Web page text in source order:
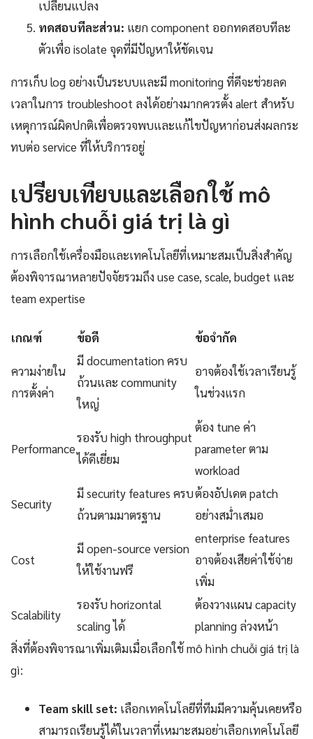
เปลี่ยนแปลง
ทดสอบทีละส่วน: แยก component ออกทดสอบทีละ
ตัวเพื่อ isolate จุดที่มีปัญหาให้ชัดเจน
การเก็บ log อย่างเป็นระบบและมี monitoring ที่ดีจะช่วยลด
เวลาในการ troubleshoot ลงได้อย่างมากควรตั้ง alert สำหรับ
เหตุการณ์ผิดปกติเพื่อตรวจพบและแก้ไขปัญหาก่อนส่งผลกระ
ทบต่อ service ที่ให้บริการอยู่
เปรียบเทียบและเลือกใช้ mô
hình chuỗi giá trị là gì
การเลือกใช้เครื่องมือและเทคโนโลยีที่เหมาะสมเป็นสิ่งสำคัญ
ต้องพิจารณาหลายปัจจัยรวมถึง use case, scale, budget และ
team expertise
เกณฑ์ ข้อดี ข้อจำกัด
ความง่ายใน
การตั้งค่า
มี documentation ครบ
ถ้วนและ community
ใหญ่
อาจต้องใช้เวลาเรียนรู้
ในช่วงแรก
Performance
รองรับ high throughput
ได้ดีเยี่ยม
ต้อง tune ค่า
parameter ตาม
workload
Security
มี security features ครบ
ถ้วนตามมาตรฐาน
ต้องอัปเดต patch
อย่างสม่ำเสมอ
Cost
มี open-source version
ให้ใช้งานฟรี
enterprise features
อาจต้องเสียค่าใช้จ่าย
เพิ่ม
Scalability
รองรับ horizontal
scaling ได้
ต้องวางแผน capacity
planning ล่วงหน้า
สิ่งที่ต้องพิจารณาเพิ่มเติมเมื่อเลือกใช้ mô hình chuỗi giá trị là
gì:
Team skill set: เลือกเทคโนโลยีที่ทีมมีความคุ้นเคยหรือ
สามารถเรียนรู้ได้ในเวลาที่เหมาะสมอย่าเลือกเทคโนโลยี